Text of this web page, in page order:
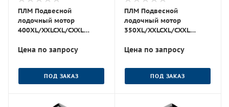
ПЛМ Подвесной
лодочный мотор
400XL/XXLCXL/CXXL
Цена по запросу
ПОД ЗАКАЗ
ПЛМ Подвесной
лодочный мотор
350XL/XXLCXL/CXXL
Цена по запросу
ПОД ЗАКАЗ